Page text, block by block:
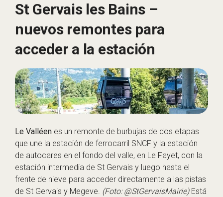
St Gervais les Bains –
nuevos remontes para
acceder a la estación
Le Valléen es un remonte de burbujas de dos etapas
que une la estación de ferrocarril SNCF y la estación
de autocares en el fondo del valle, en Le Fayet, con la
estación intermedia de St Gervais y luego hasta el
frente de nieve para acceder directamente a las pistas
de St Gervais y Megeve. (Foto: @StGervaisMairie)Está